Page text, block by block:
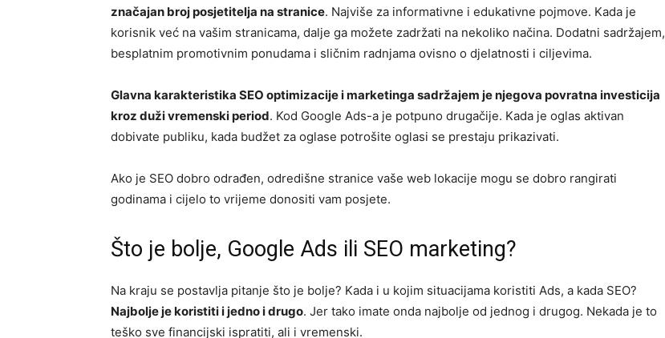
značajan broj posjetitelja na stranice. Najviše za informativne i edukativne pojmove. Kada je
korisnik već na vašim stranicama, dalje ga možete zadržati na nekoliko načina. Dodatni sadržajem,
besplatnim promotivnim ponudama i sličnim radnjama ovisno o djelatnosti i ciljevima.
Glavna karakteristika SEO optimizacije i marketinga sadržajem je njegova povratna investicija
kroz duži vremenski period. Kod Google Ads-a je potpuno drugačije. Kada je oglas aktivan
dobivate publiku, kada budžet za oglase potrošite oglasi se prestaju prikazivati.
Ako je SEO dobro odrađen, odredišne stranice vaše web lokacije mogu se dobro rangirati
godinama i cijelo to vrijeme donositi vam posjete.
Što je bolje, Google Ads ili SEO marketing?
Na kraju se postavlja pitanje što je bolje? Kada i u kojim situacijama koristiti Ads, a kada SEO?
Najbolje je koristiti i jedno i drugo. Jer tako imate onda najbolje od jednog i drugog. Nekada je to
teško sve financijski ispratiti, ali i vremenski.